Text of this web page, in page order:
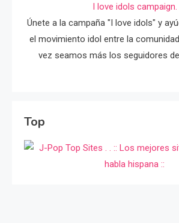
I love idols campaign.
Únete a la campaña "I love idols" y
el movimiento idol entre la
vez seamos más los seguidores
Top